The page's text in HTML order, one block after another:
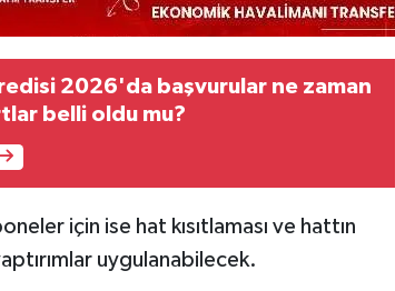
2026'da başvurular ne zaman
belli oldu mu?
için ise hat kısıtlaması ve hattın
uygulanabilecek.